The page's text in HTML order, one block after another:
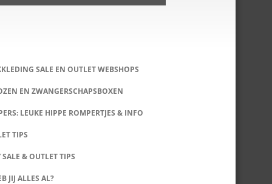
SALE EN OUTLET WEBSHOPS
EN ZWANGERSCHAPSBOXEN
LEUKE HIPPE ROMPERTJES & INFO
TIPS
SALE & OUTLET TIPS
JIJ ALLES AL?